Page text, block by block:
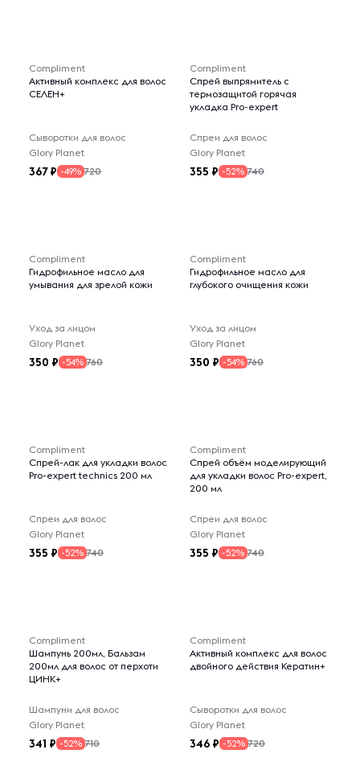
Compliment
Активный комплекс для волос
СЕЛЕН+
Сыворотки для волос
Glory Planet
367 -49% 720
Compliment
Спрей выпрямитель с
термозащитой горячая
укладка Pro-expert
Спреи для волос
Glory Planet
355 -52% 740
Compliment
Гидрофильное масло для
умывания для зрелой кожи
Уход за лицом
Glory Planet
350 -54% 760
Compliment
Гидрофильное масло для
глубокого очищения кожи
Уход за лицом
Glory Planet
350 -54% 760
Compliment
Спрей-лак для укладки волос
Pro-expert technics 200 мл
Спреи для волос
Glory Planet
355 -52% 740
Compliment
Спрей объём моделирующий
для укладки волос Pro-expert,
200 мл
Спреи для волос
Glory Planet
355 -52% 740
Compliment
Шампунь 200мл, Бальзам
200мл для волос от перхоти
ЦИНК+
Шампуни для волос
Glory Planet
341 -52% 710
Compliment
Активный комплекс для волос
двойного действия Кератин+
Сыворотки для волос
Glory Planet
346 -52% 720